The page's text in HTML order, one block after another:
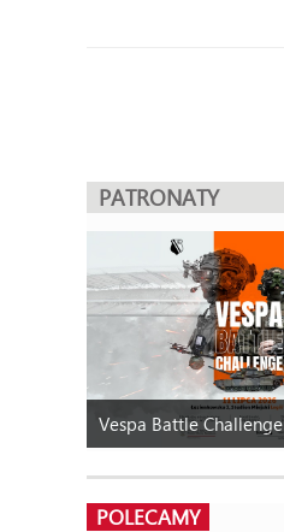
PATRONATY
Vespa Battle Challenge
POLECAMY